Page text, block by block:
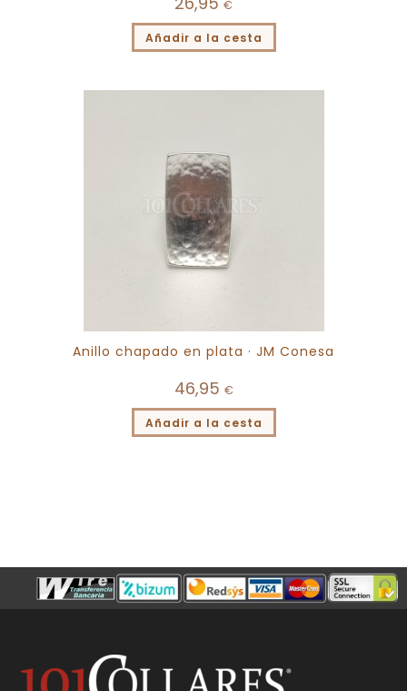
€
Añadir a la cesta
Anillo chapado en plata · JM Conesa
46,95 €
Añadir a la cesta